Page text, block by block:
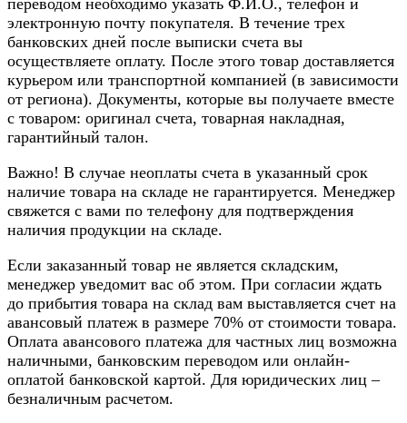
электронную почту покупателя. В течение трех
банковских дней после выписки счета вы
осуществляете оплату. После этого товар доставляется
курьером или транспортной компанией (в зависимости
от региона). Документы, которые вы получаете вместе
с товаром: оригинал счета, товарная накладная,
гарантийный талон.
Важно! В случае неоплаты счета в указанный срок
наличие товара на складе не гарантируется. Менеджер
свяжется с вами по телефону для подтверждения
наличия продукции на складе.
Если заказанный товар не является складским,
менеджер уведомит вас об этом. При согласии ждать
до прибытия товара на склад вам выставляется счет на
авансовый платеж в размере 70% от стоимости товара.
Оплата авансового платежа для частных лиц возможна
наличными, банковским переводом или онлайн-
оплатой банковской картой. Для юридических лиц –
безналичным расчетом.